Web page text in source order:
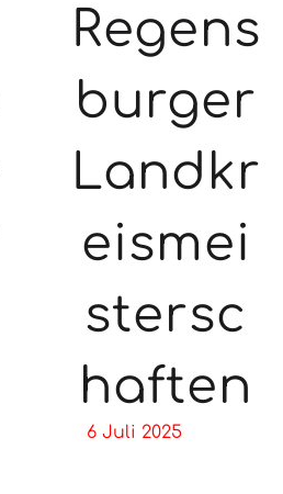
Regens
burger
Landkr
eismei
stersc
haften
6 Juli 2025